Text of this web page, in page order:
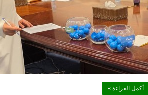
أكمل القراءة »